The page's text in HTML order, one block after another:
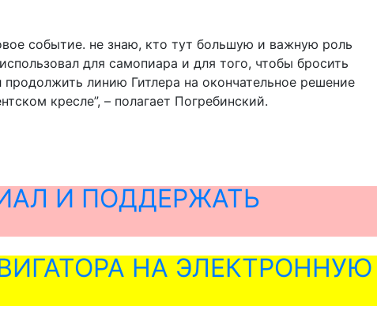
событие. не знаю, кто тут большую и важную роль
для самопиара и для того, чтобы бросить
линию Гитлера на окончательное решение
кресле”, – полагает Погребинский.
И ПОДДЕРЖАТЬ
НА ЭЛЕКТРОННУЮ